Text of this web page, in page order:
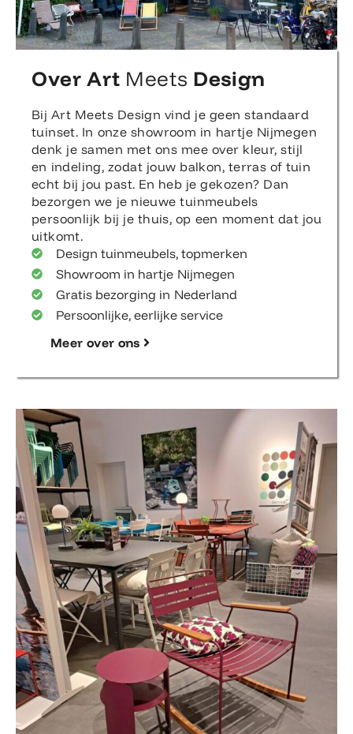
Over Art Meets Design
tuinset. In onze showroom in hartje Nijmegen
denk je samen met ons mee over kleur, stijl
en indeling, zodat jouw balkon, terras of tuin
echt bij jou past. En heb je gekozen? Dan
bezorgen we je nieuwe tuinmeubels
persoonlijk bij je thuis, op een moment dat jou
uitkomt.
Design tuinmeubels, topmerken
Showroom in hartje Nijmegen
Gratis bezorging in Nederland
Persoonlijke, eerlijke service